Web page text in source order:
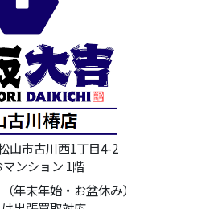
山市古川西1丁目4-2
ンション 1階
年末年始・お盆休み）